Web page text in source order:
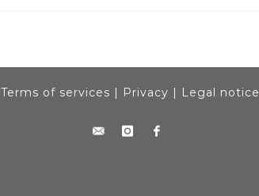
Terms of services | Privacy | Legal notice